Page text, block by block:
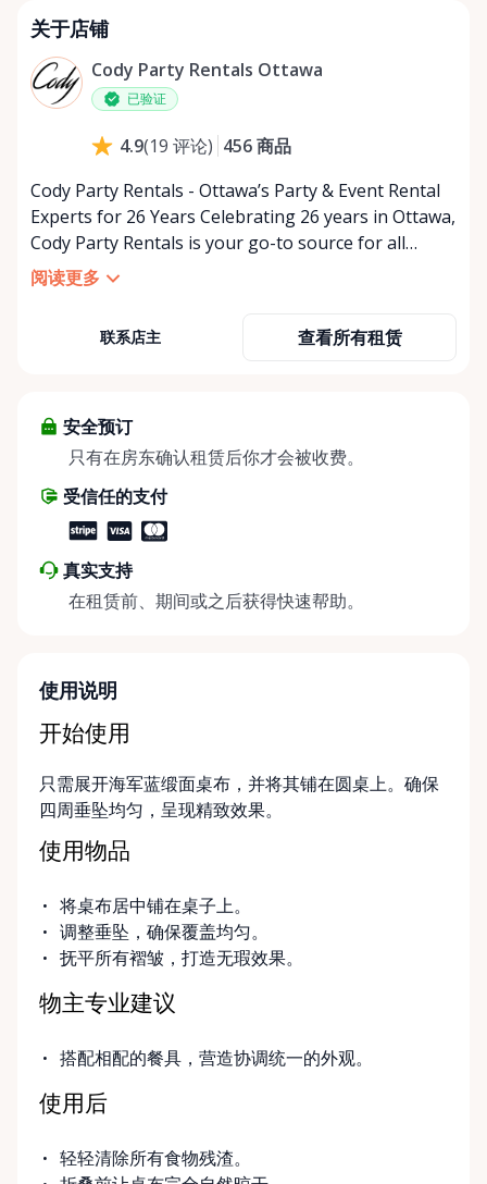
关于店铺
Cody Party Rentals Ottawa
已验证
4.9(19 评论) 456商品
Cody Party Rentals - Ottawa’s Party & Event Rental
Experts for 26 Years Celebrating 26 years in Ottawa,
Cody Party Rentals is your go-to source for all
things party and event rentals. We’re proud to be a
partner of Rent Anything, expanding our offerings
At Cody Party Rentals, we believe in the power of
about more than just saving money; it’s about
helping people enjoy more for less while making a
share instead of buy, we’re all doing our part to
make things easier on Mother Nature.
阅读更多
联系店主 查看所有租赁
安全预订
只有在房东确认租赁后你才会被收费。
受信任的支付
真实支持
在租赁前、期间或之后获得快速帮助。
使用说明
开始使用
只需展开海军蓝缎面桌布，并将其铺在圆桌上。确保
四周垂坠均匀，呈现精致效果。
使用物品
将桌布居中铺在桌子上。
调整垂坠，确保覆盖均匀。
抚平所有褶皱，打造无瑕效果。
物主专业建议
搭配相配的餐具，营造协调统一的外观。
使用后
轻轻清除所有食物残渣。